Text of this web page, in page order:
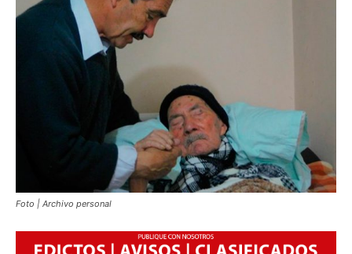
Foto | Archivo personal